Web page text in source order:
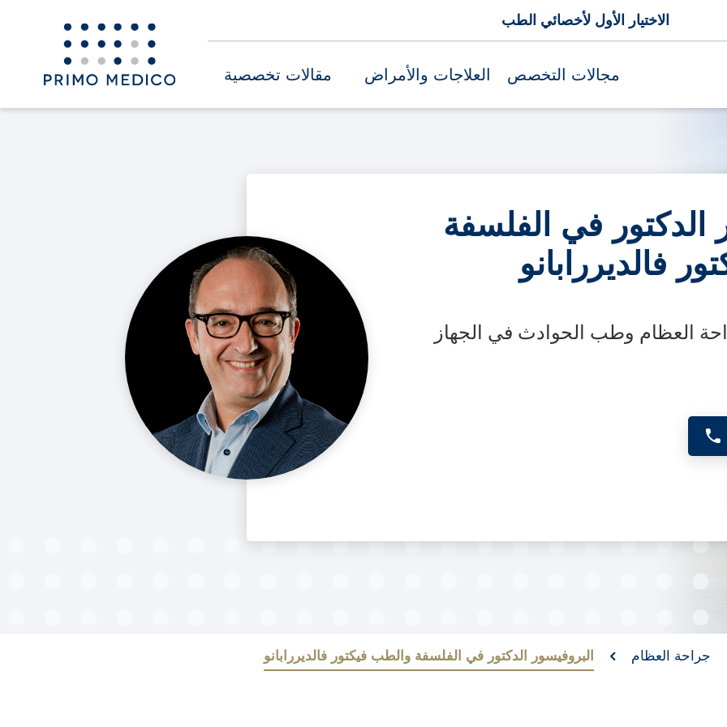
الاختيار الأول لأخصائي الطب
مجالات التخصص العلاجات والأمراض مقالات تخصصية
الدكتور في الفلسفة
فالديررابانو
العظام وطب الحوادث في الجهاز
جراحة العظام البروفيسور الدكتور في الفلسفة والطب فيكتور فالديررابانو